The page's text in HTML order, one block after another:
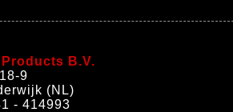
B.V.
18-9
(NL)
- 414993